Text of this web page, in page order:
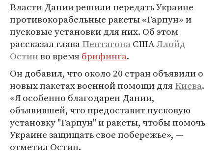
Власти Дании решили передать Украине
противокорабельные ракеты «Гарпун» и
пусковые установки для них. Об этом
рассказал главаПентагонаСШАЛлойд
Остинво времябрифинга.
Он добавил, что около 20 стран объявили о
новых пакетах военной помощи дляКиева.
«Я особенно благодарен Дании,
объявившей, что предоставит пусковую
установку "Гарпун" и ракеты, чтобы помочь
Украине защищать свое побережье», —
отметил Остин.